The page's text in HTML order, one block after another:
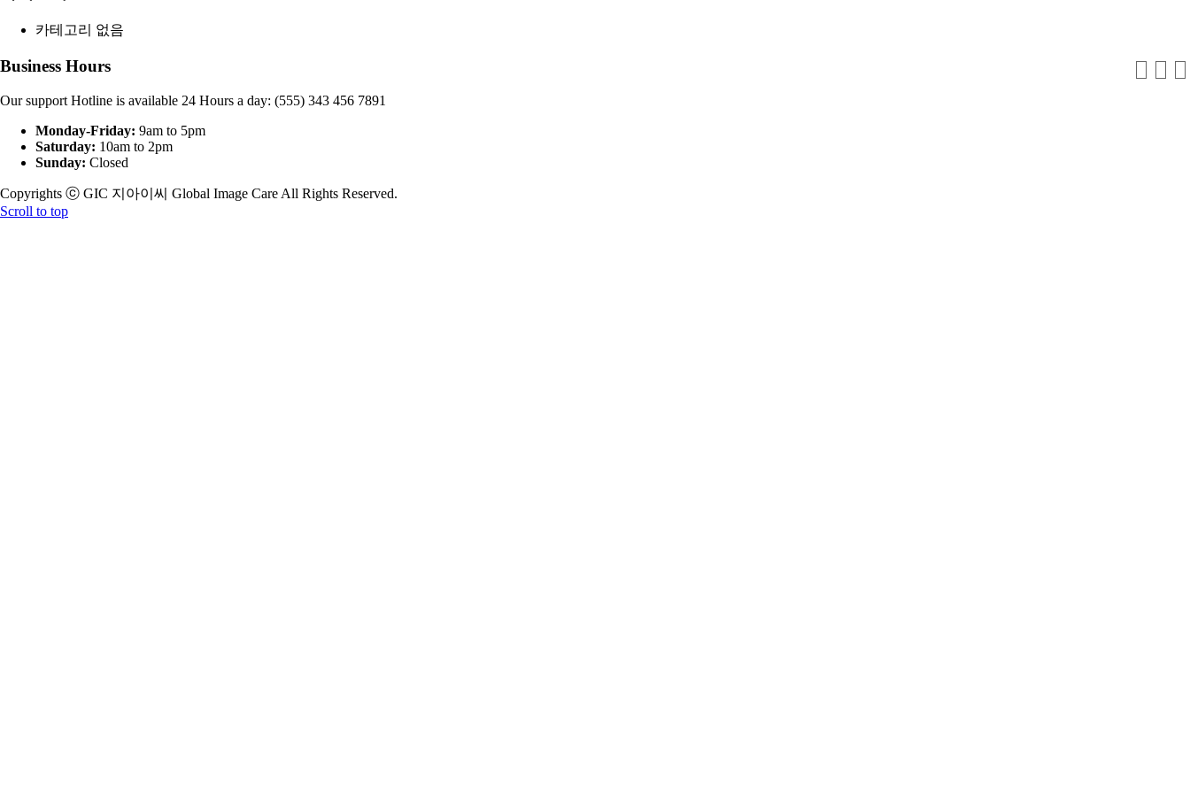
카테고리 없음
Business Hours
Our support Hotline is available 24 Hours a day: (555) 343 456 7891
Monday-Friday: 9am to 5pm
Saturday: 10am to 2pm
Sunday: Closed
Copyrights ⓒ GIC 지아이씨 Global Image Care All Rights Reserved.
Scroll to top